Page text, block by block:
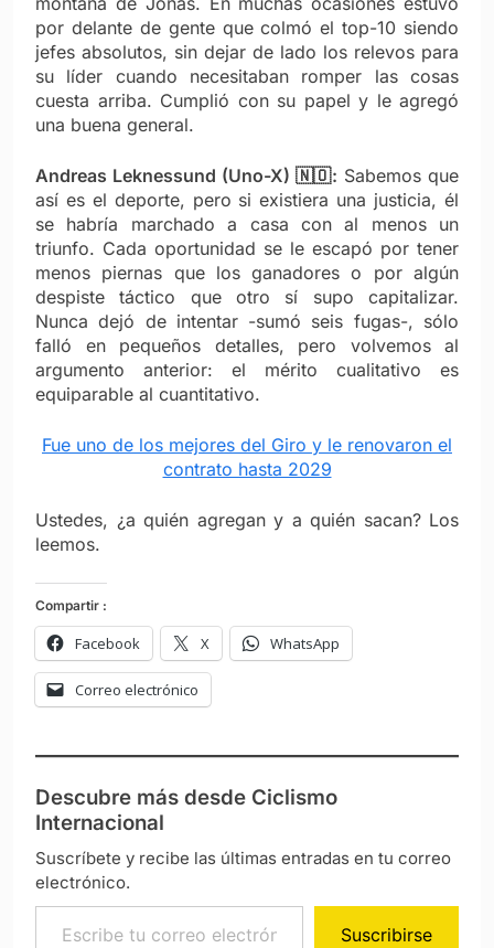
por delante de gente que colmó el top-10 siendo
jefes absolutos, sin dejar de lado los relevos para
su líder cuando necesitaban romper las cosas
cuesta arriba. Cumplió con su papel y le agregó
una buena general.
Andreas Leknessund (Uno-X) 🇳🇴: Sabemos que
así es el deporte, pero si existiera una justicia, él
se habría marchado a casa con al menos un
triunfo. Cada oportunidad se le escapó por tener
menos piernas que los ganadores o por algún
despiste táctico que otro sí supo capitalizar.
Nunca dejó de intentar -sumó seis fugas-, sólo
falló en pequeños detalles, pero volvemos al
argumento anterior: el mérito cualitativo es
equiparable al cuantitativo.
Fue uno de los mejores del Giro y le renovaron el
contrato hasta 2029
Ustedes, ¿a quién agregan y a quién sacan? Los
leemos.
Compartir :
Facebook X WhatsApp
Correo electrónico
Descubre más desde Ciclismo
Internacional
Suscríbete y recibe las últimas entradas en tu correo
electrónico.
Escribe tu correo electrónico…
Suscribirse